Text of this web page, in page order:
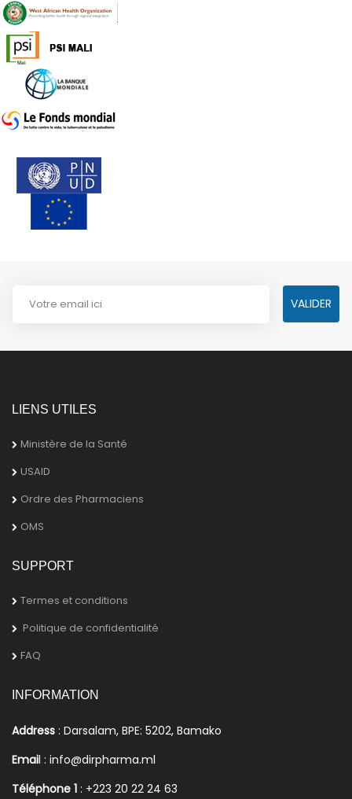
LIENS UTILES
Ministère de la Santé
USAID
Ordre des Pharmaciens
OMS
SUPPORT
Termes et conditions
Politique de confidentialité
FAQ
INFORMATION
Address : Darsalam, BPE: 5202, Bamako
Email : info@dirpharma.ml
Téléphone 1 : +223 20 22 24 63